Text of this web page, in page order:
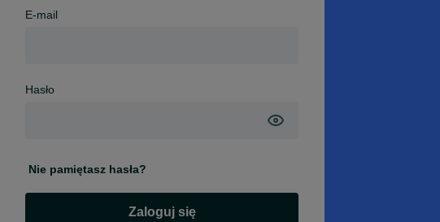
E-mail
Hasło
Nie pamiętasz hasła?
Zaloguj się